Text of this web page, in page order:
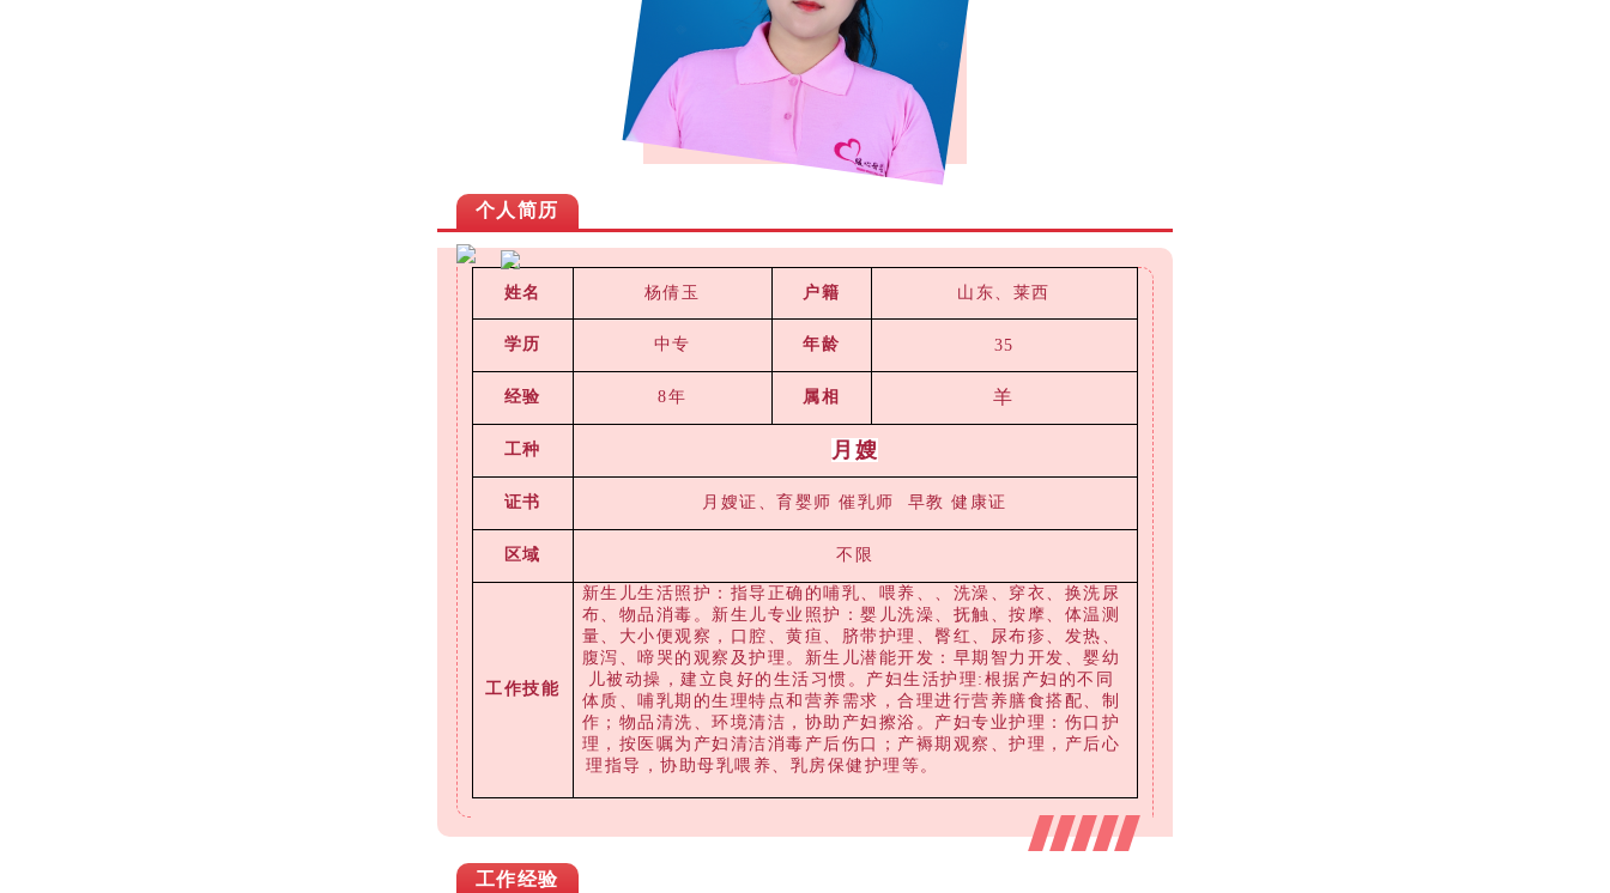
个人简历
姓名 杨倩玉 户籍 山东、莱西
学历 中专 年龄 35
经验 8年 属相 羊
工种 月嫂
证书 月嫂证、育婴师 催乳师 早教 健康证
区域 不限
工作技能
新生儿生活照护：指导正确的哺乳、喂养、、洗澡、穿衣、换洗尿
布、物品消毒。新生儿专业照护：婴儿洗澡、抚触、按摩、体温测
量、大小便观察，口腔、黄疸、脐带护理、臀红、尿布疹、发热、
腹泻、啼哭的观察及护理。新生儿潜能开发：早期智力开发、婴幼
儿被动操，建立良好的生活习惯。产妇生活护理:根据产妇的不同
体质、哺乳期的生理特点和营养需求，合理进行营养膳食搭配、制
作；物品清洗、环境清洁，协助产妇擦浴。产妇专业护理：伤口护
理，按医嘱为产妇清洁消毒产后伤口；产褥期观察、护理，产后心
理指导，协助母乳喂养、乳房保健护理等。
工作经验